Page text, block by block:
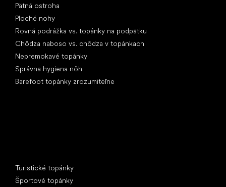
Pätná ostroha
Ploché nohy
Rovná podrážka vs. topánky na podpätku
Chôdza naboso vs. chôdza v topánkach
Nepremokavé topánky
Správna hygiena nôh
Barefoot topánky zrozumiteľne
Turistické topánky
Športové topánky